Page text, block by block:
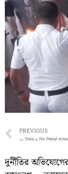
Prev
PREVIOUS
দুর্নীতির